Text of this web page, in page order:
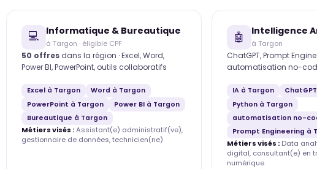
💻 Informatique & Bureautique
à Targon · éligible CPF
50 offres dans la région · Excel, Word,
Power BI, PowerPoint, outils collaboratifs
Excel à Targon
Word à Targon
PowerPoint à Targon
Power BI à Targon
Bureautique à Targon
Métiers visés :Assistant(e) administratif(ve),
gestionnaire de données, technicien(ne)
🤖 Intelligence
à Targon
ChatGPT, Prompt
automatisation no-
IA à Targon
Python à Targon
automatisation no-
Prompt Engineering à
Métiers visés : Data
digital, consultant(e) en
numérique